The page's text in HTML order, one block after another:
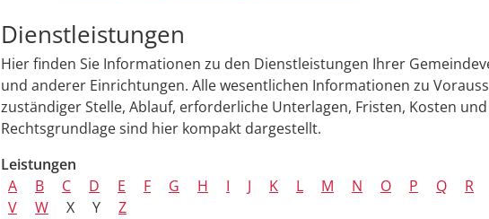
Dienstleistungen
Hier finden Sie Informationen zu den Dienstleistungen Ihrer
und anderer Einrichtungen. Alle wesentlichen Informationen zu
zuständiger Stelle, Ablauf, erforderliche Unterlagen, Fristen, Kosten
Rechtsgrundlage sind hier kompakt dargestellt.
Leistungen
A
B C D E F G H I J K L M N O P Q R
V
W X Y Z